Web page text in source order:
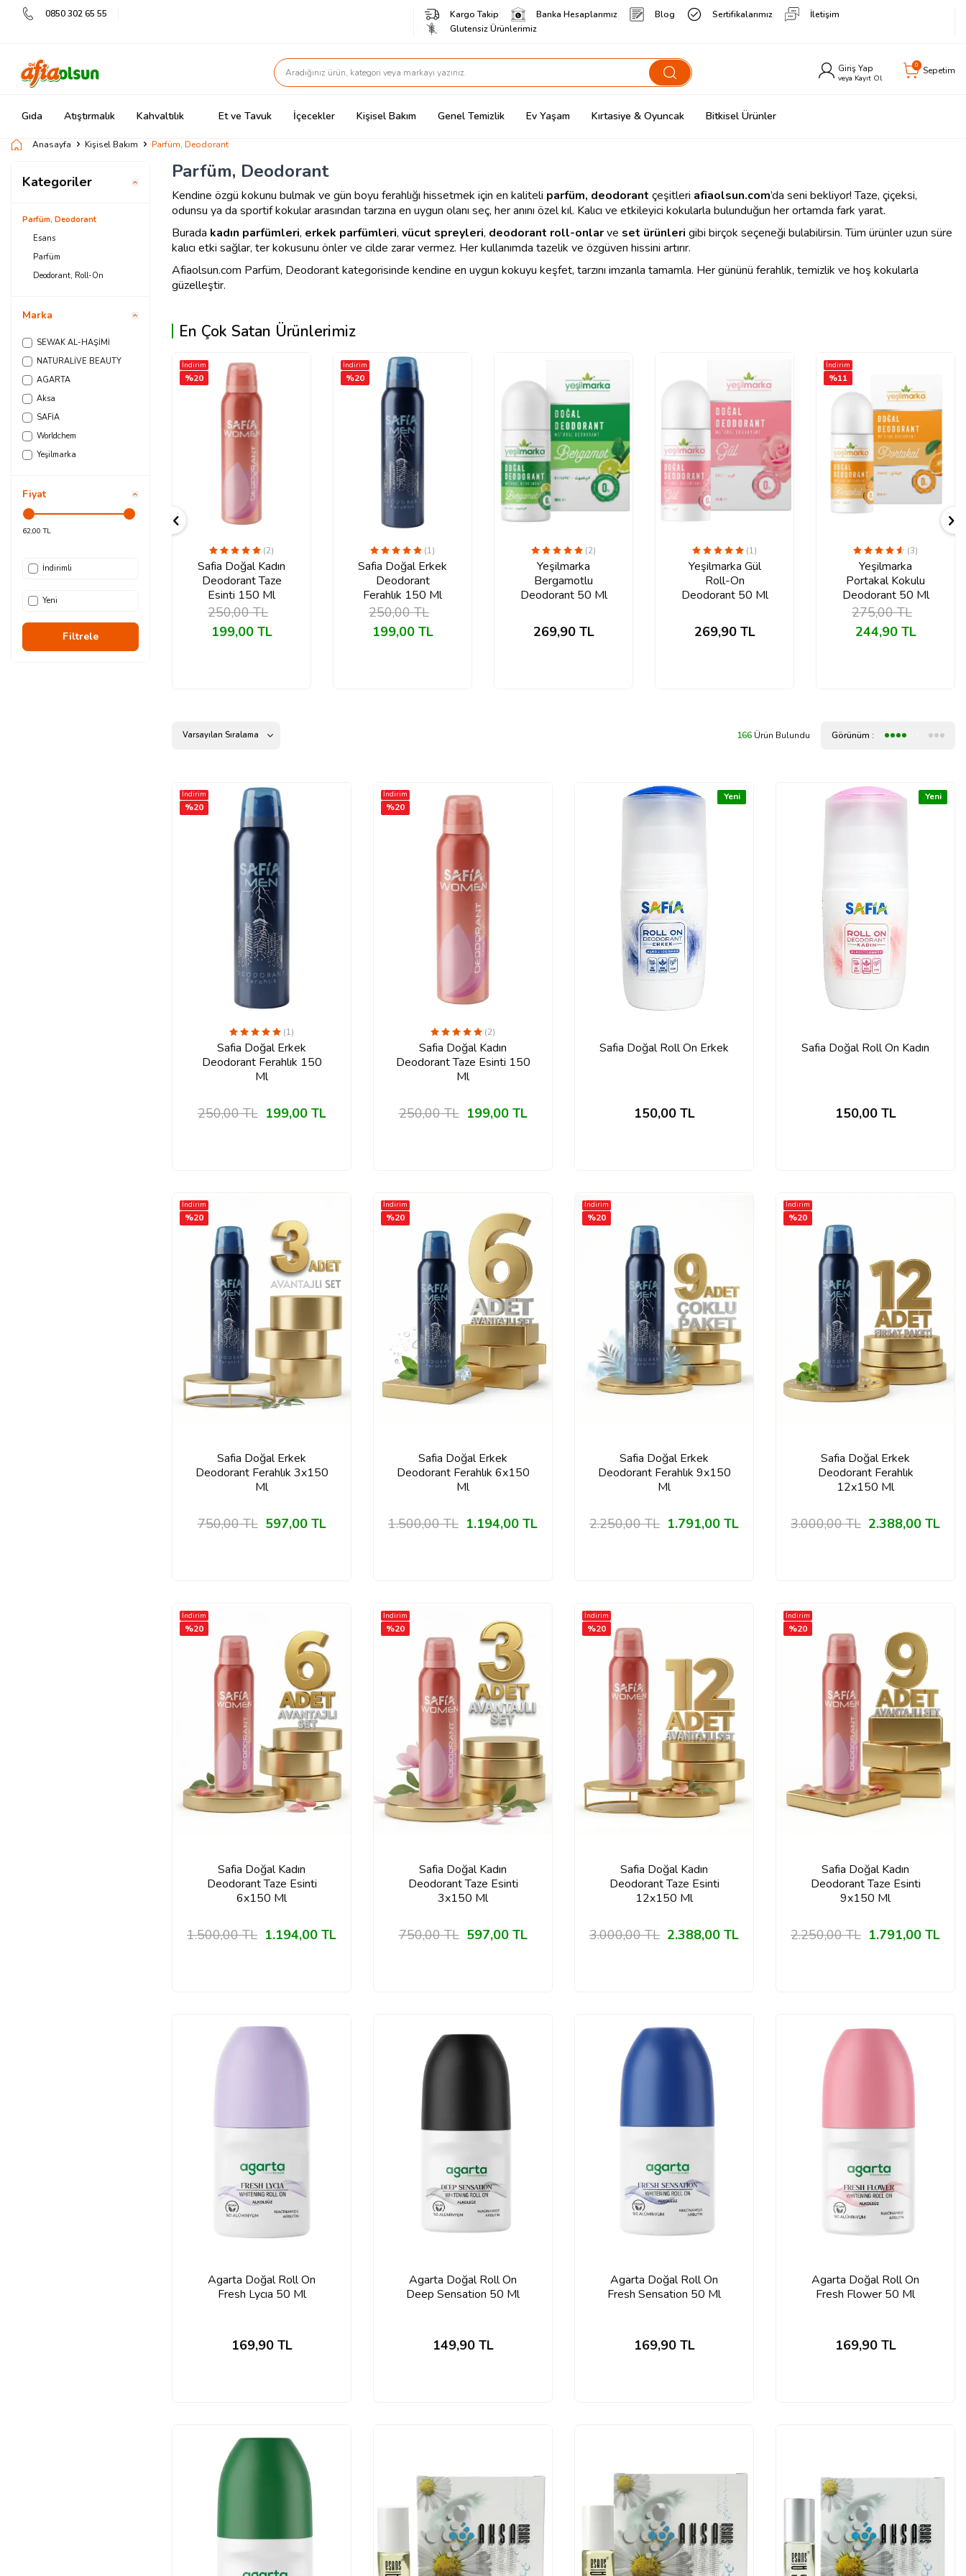
0850 302 65 55 Kargo Takip Banka Hesaplarımız Blog Sertifikalarımız
İletişim
Glutensiz Ürünlerimiz
Giriş Yap
veya Kayıt Ol
0 Sepetim
Gıda Atıştırmalık Kahvaltılık Et ve Tavuk İçecekler Kişisel Bakım Genel Temizlik Ev Yaşam Kırtasiye & Oyuncak Bitkisel Ürünler
Anasayfa Kişisel Bakım Parfüm, Deodorant
Kategoriler
Parfüm, Deodorant
Esans
Parfüm
Deodorant, Roll-On
Marka
SEWAK AL-HAŞİMİ
NATURALİVE BEAUTY
AGARTA
Aksa
SAFİA
Worldchem
Yeşilmarka
Fiyat
İndirimli
Yeni
Filtrele
Parfüm, Deodorant
Kendine özgü kokunu bulmak ve gün boyu ferahlığı hissetmek için en kaliteli parfüm, deodorant çeşitleri afiaolsun.com’da seni bekliyor! Taze, çiçeksi,
odunsu ya da sportif kokular arasından tarzına en uygun olanı seç, her anını özel kıl. Kalıcı ve etkileyici kokularla bulunduğun her ortamda fark yarat.
Burada kadın parfümleri, erkek parfümleri, vücut spreyleri, deodorant roll-onlarve set ürünleri gibi birçok seçeneği bulabilirsin. Tüm ürünler uzun süre
kalıcı etki sağlar, ter kokusunu önler ve cilde zarar vermez. Her kullanımda tazelik ve özgüven hissini artırır.
Afiaolsun.com Parfüm, Deodorant kategorisinde kendine en uygun kokuyu keşfet, tarzını imzanla tamamla. Her gününü ferahlık, temizlik ve hoş kokularla
güzelleştir.
En Çok Satan Ürünlerimiz
Yeşilmarka
Deodorant 50 Ml
269,90TL
İndirim
%20
(2)
Safia Doğal Kadın
Deodorant Taze
Esinti 150 Ml
250,00TL
199,00TL
İndirim
%20
(1)
Safia Doğal Erkek
Deodorant
Ferahlık 150 Ml
250,00TL
199,00TL
(2)
Yeşilmarka
Bergamotlu
Deodorant 50 Ml
269,90TL
(1)
Yeşilmarka Gül
Roll-On
Deodorant 50 Ml
269,90TL
İndirim
%11
(3)
Yeşilmarka
Portakal Kokulu
Deodorant 50 Ml
275,00TL
244,90TL
166 Ürün Bulundu Görünüm :
İndirim
%20
(1)
Safia Doğal Erkek
Deodorant Ferahlık 150
Ml
250,00TL 199,00TL
İndirim
%20
(2)
Safia Doğal Kadın
Deodorant Taze Esinti 150
Ml
250,00TL 199,00TL
Yeni
Safia Doğal Roll On Erkek
150,00TL
Yeni
Safia Doğal Roll On Kadın
150,00TL
İndirim
%20
Safia Doğal Erkek
Deodorant Ferahlık 3x150
Ml
750,00TL 597,00TL
İndirim
%20
Safia Doğal Erkek
Deodorant Ferahlık 6x150
Ml
1.500,00TL 1.194,00 TL
İndirim
%20
Safia Doğal Erkek
Deodorant Ferahlık 9x150
Ml
2.250,00TL 1.791,00 TL
İndirim
%20
Safia Doğal Erkek
Deodorant Ferahlık
12x150 Ml
3.000,00TL 2.388,00 TL
İndirim
%20
Safia Doğal Kadın
Deodorant Taze Esinti
6x150 Ml
1.500,00TL 1.194,00 TL
İndirim
%20
Safia Doğal Kadın
Deodorant Taze Esinti
3x150 Ml
750,00TL 597,00TL
İndirim
%20
Safia Doğal Kadın
Deodorant Taze Esinti
12x150 Ml
3.000,00TL 2.388,00 TL
İndirim
%20
Safia Doğal Kadın
Deodorant Taze Esinti
9x150 Ml
2.250,00TL 1.791,00 TL
Agarta Doğal Roll On
Fresh Lycıa 50 Ml
169,90TL
Agarta Doğal Roll On
Deep Sensation 50 Ml
149,90TL
Agarta Doğal Roll On
Fresh Sensation 50 Ml
169,90TL
Agarta Doğal Roll On
Fresh Flower 50 Ml
169,90TL